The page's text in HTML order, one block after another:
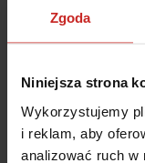
Zgoda
Niniejsza strona
Wykorzystujemy
i reklam, aby
analizować ruch w